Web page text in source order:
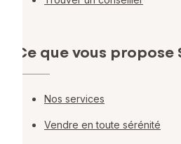
Ce que vous propose
Nos services
Vendre en toute sérénité